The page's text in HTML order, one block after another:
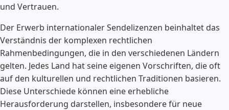
und Vertrauen.
Der Erwerb internationaler Sendelizenzen beinhaltet das
Verständnis der komplexen rechtlichen
Rahmenbedingungen, die in den verschiedenen Ländern
gelten. Jedes Land hat seine eigenen Vorschriften, die oft
auf den kulturellen und rechtlichen Traditionen basieren.
Diese Unterschiede können eine erhebliche
Herausforderung darstellen, insbesondere für neue